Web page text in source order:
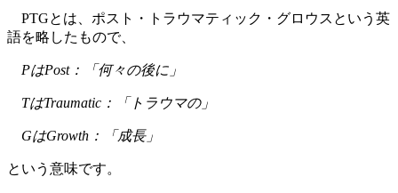
PTGとは、ポスト・トラウマティック・グロウスという英
語を略したもので、
PはPost：「何々の後に」
TはTraumatic：「トラウマの」
GはGrowth：「成長」
という意味です。